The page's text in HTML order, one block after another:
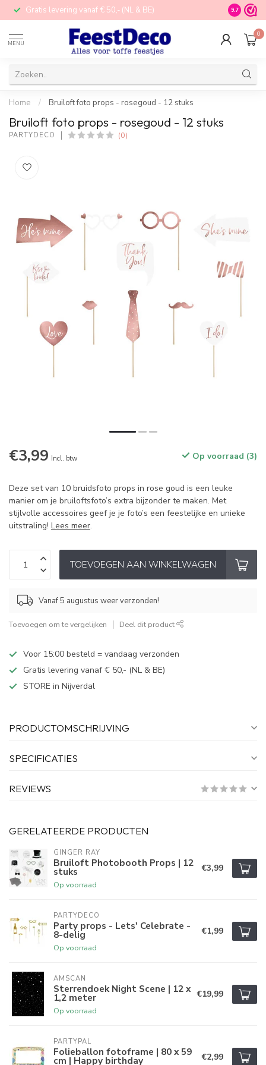
Gratis levering vanaf € 50,- (NL & BE) STORE in
9.7
MENU
0
Home / Bruiloft foto props - rosegoud - 12 stuks
Bruiloft foto props - rosegoud - 12 stuks
PARTYDECO (0)
€3,99 Incl. btw Op voorraad (3)
Deze set van 10 bruidsfoto props in rose goud is een leuke
manier om je bruiloftsfoto’s extra bijzonder te maken. Met
stijlvolle accessoires geef je je foto’s een feestelijke en unieke
uitstraling! Lees meer.
TOEVOEGEN AAN WINKELWAGEN
Vanaf 5 augustus weer verzonden!
Toevoegen om te vergelijken Deel dit product
Voor 15:00 besteld = vandaag verzonden
Gratis levering vanaf € 50,- (NL & BE)
STORE in Nijverdal
PRODUCTOMSCHRIJVING
SPECIFICATIES
REVIEWS
GERELATEERDE PRODUCTEN
GINGER RAY
Bruiloft Photobooth Props | 12
stuks
Op voorraad
€3,99
PARTYDECO
Party props - Lets' Celebrate -
8-delig
Op voorraad
€1,99
AMSCAN
Sterrendoek Night Scene | 12 x
1,2 meter
Op voorraad
€19,99
PARTYPAL
Folieballon fotoframe | 80 x 59
cm | Happy birthday €2,99